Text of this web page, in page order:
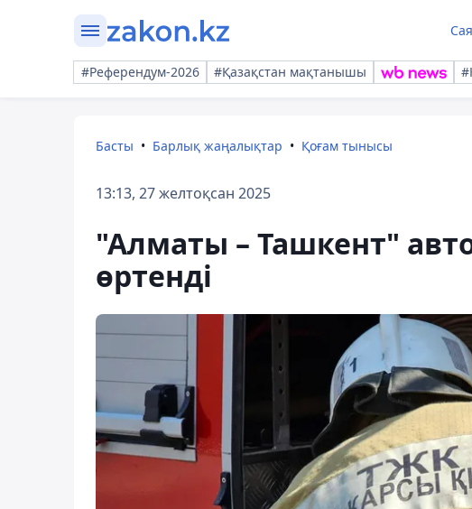
#Референдум-2026 #Қазақстан мақтанышы
Басты Барлық жаңалықтар Қоғам тынысы
13:13, 27 желтоқсан 2025
"Алматы – Ташкент"
өртенді